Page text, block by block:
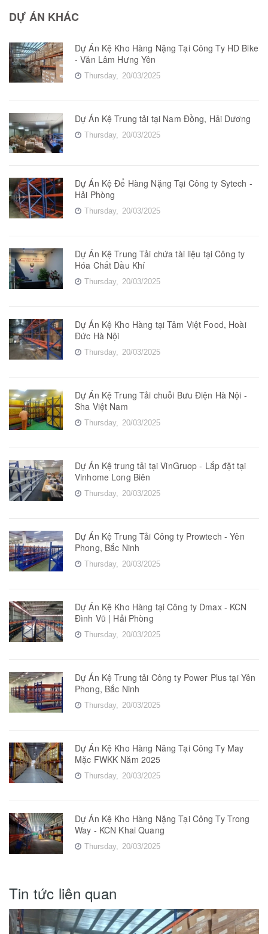
DỰ ÁN KHÁC
Dự Án Kệ Kho Hàng Nặng Tại Công Ty HD Bike
- Văn Lâm Hưng Yên
Thursday, 20/03/2025
Dự Án Kệ Trung tải tại Nam Đồng, Hải Dương
Thursday, 20/03/2025
Dự Án Kệ Để Hàng Nặng Tại Công ty Sytech -
Hải Phòng
Thursday, 20/03/2025
Dự Án Kệ Trung Tải chứa tài liệu tại Công ty
Hóa Chất Dầu Khí
Thursday, 20/03/2025
Dự Án Kệ Kho Hàng tại Tâm Việt Food, Hoài
Đức Hà Nội
Thursday, 20/03/2025
Dự Án Kệ Trung Tải chuỗi Bưu Điện Hà Nội -
Sha Việt Nam
Thursday, 20/03/2025
Dự Án Kệ trung tải tại VinGruop - Lắp đặt tại
Vinhome Long Biên
Thursday, 20/03/2025
Dự Án Kệ Trung Tải Công ty Prowtech - Yên
Phong, Bắc Ninh
Thursday, 20/03/2025
Dự Án Kệ Kho Hàng tại Công ty Dmax - KCN
Đình Vũ | Hải Phòng
Thursday, 20/03/2025
Dự Án Kệ Trung tải Công ty Power Plus tại Yên
Phong, Bắc Ninh
Thursday, 20/03/2025
Dự Án Kệ Kho Hàng Năng Tại Công Ty May
Mặc FWKK Năm 2025
Thursday, 20/03/2025
Dự Án Kệ Kho Hàng Nặng Tại Công Ty Trong
Way - KCN Khai Quang
Thursday, 20/03/2025
Tin tức liên quan